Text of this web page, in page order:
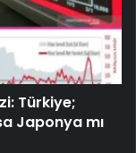
Türkiye;
Japonya mı